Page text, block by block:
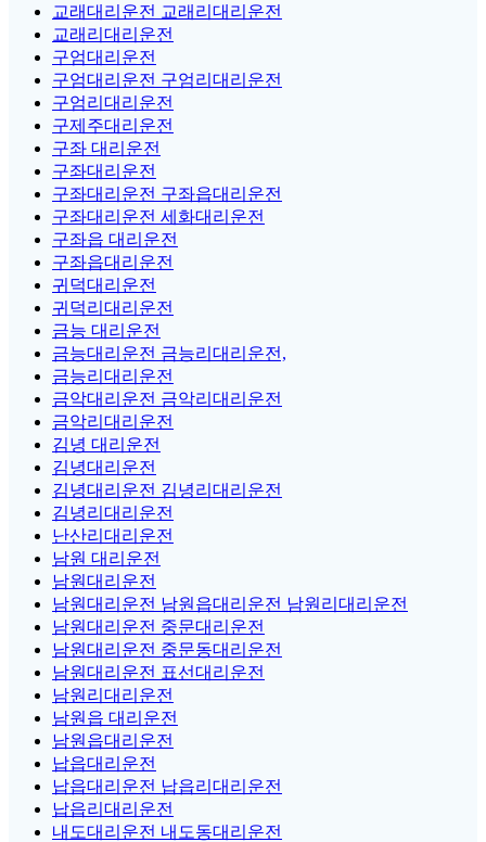
교래대리운전 교래리대리운전
교래리대리운전
구엄대리운전
구엄대리운전 구엄리대리운전
구엄리대리운전
구제주대리운전
구좌 대리운전
구좌대리운전
구좌대리운전 구좌읍대리운전
구좌대리운전 세화대리운전
구좌읍 대리운전
구좌읍대리운전
귀덕대리운전
귀덕리대리운전
금능 대리운전
금능대리운전 금능리대리운전,
금능리대리운전
금악대리운전 금악리대리운전
금악리대리운전
김녕 대리운전
김녕대리운전
김녕대리운전 김녕리대리운전
김녕리대리운전
난산리대리운전
남원 대리운전
남원대리운전
남원대리운전 남원읍대리운전 남원리대리운전
남원대리운전 중문대리운전
남원대리운전 중문동대리운전
남원대리운전 표선대리운전
남원리대리운전
남원읍 대리운전
남원읍대리운전
납읍대리운전
납읍대리운전 납읍리대리운전
납읍리대리운전
내도대리운전 내도동대리운전